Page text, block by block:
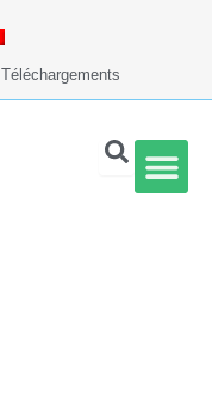
Téléchargements